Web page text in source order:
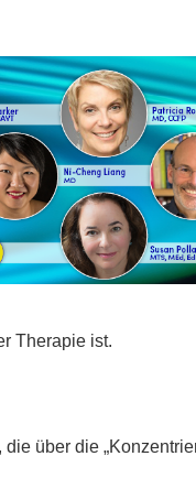
Therapie ist.
, die über die